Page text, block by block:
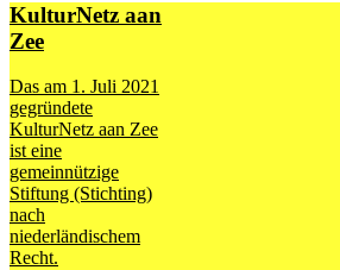
KulturNetz aan
Zee
Das am 1. Juli 2021
gegründete
KulturNetz aan Zee
ist eine
gemeinnützige
Stiftung (Stichting)
nach
niederländischem
Recht.